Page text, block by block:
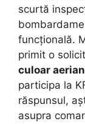
scurtă
funcțională.
primit o
culoar aerian
participa la
răspunsul,
asupra